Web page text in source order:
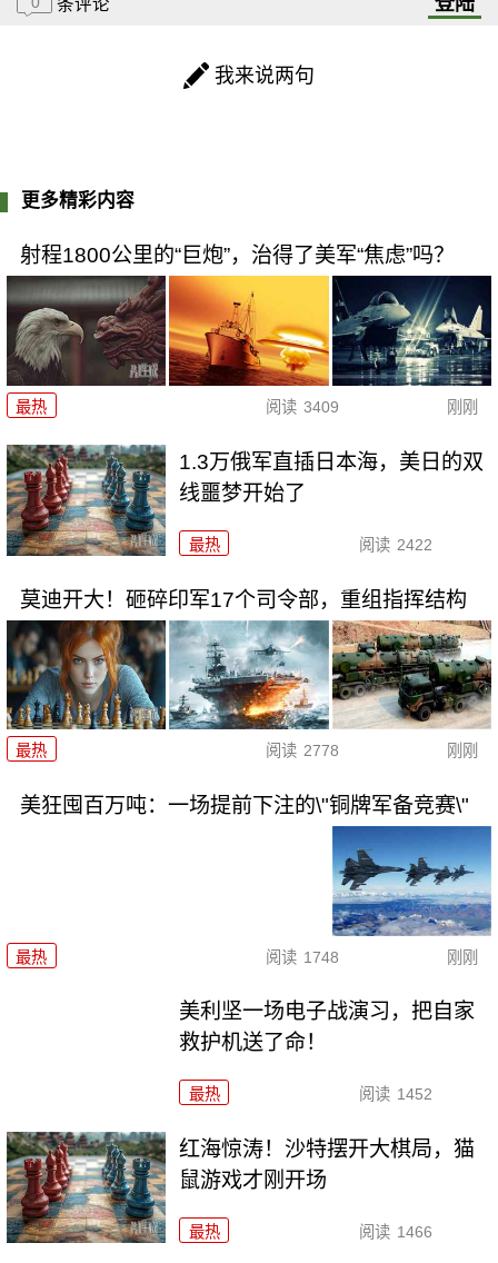
条评论
我来说两句
更多精彩内容
射程1800公里的“巨炮”，治得了美军“焦虑”吗？
最热 阅读 3409 刚刚
1.3万俄军直插日本海，美日的双
线噩梦开始了
最热 阅读 2422
莫迪开大！砸碎印军17个司令部，重组指挥结构
最热 阅读 2778 刚刚
美狂囤百万吨：一场提前下注的\"铜牌军备竞赛\"
最热 阅读 1748 刚刚
美利坚一场电子战演习，把自家
救护机送了命！
最热 阅读 1452
红海惊涛！沙特摆开大棋局，猫
鼠游戏才刚开场
最热 阅读 1466